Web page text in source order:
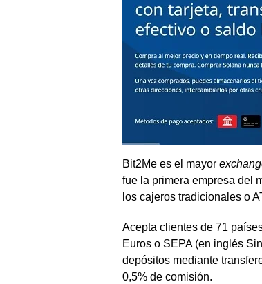
Bit2Me es el mayor
fue la primera empresa del
los cajeros tradicionales o
Acepta clientes de 71
Euros o SEPA (en inglés
depósitos mediante
0,5% de comisión.